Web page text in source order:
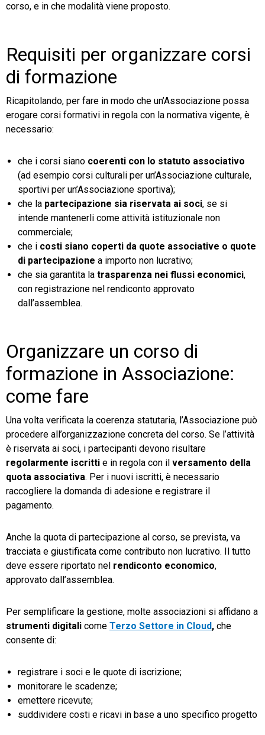
corso, e in che modalità viene proposto.
Requisiti per organizzare corsi
di formazione
Ricapitolando, per fare in modo che un’Associazione possa
erogare corsi formativi in regola con la normativa vigente, è
necessario:
che i corsi siano coerenti con lo statuto associativo
(ad esempio corsi culturali per un’Associazione culturale,
sportivi per un’Associazione sportiva);
che la partecipazione sia riservata ai soci, se si
intende mantenerli come attività istituzionale non
commerciale;
che i costi siano coperti da quote associative o quote
di partecipazione a importo non lucrativo;
che sia garantita la trasparenza nei flussi economici,
con registrazione nel rendiconto approvato
dall’assemblea.
Organizzare un corso di
formazione in Associazione:
come fare
Una volta verificata la coerenza statutaria, l’Associazione può
procedere all’organizzazione concreta del corso. Se l’attività
è riservata ai soci, i partecipanti devono risultare
regolarmente iscritti e in regola con il versamento della
quota associativa. Per i nuovi iscritti, è necessario
raccogliere la domanda di adesione e registrare il
pagamento.
Anche la quota di partecipazione al corso, se prevista, va
tracciata e giustificata come contributo non lucrativo. Il tutto
deve essere riportato nel rendiconto economico,
approvato dall’assemblea.
Per semplificare la gestione, molte associazioni si affidano a
strumenti digitali come Terzo Settore in Cloud, che
consente di:
registrare i soci e le quote di iscrizione;
monitorare le scadenze;
emettere ricevute;
suddividere costi e ricavi in base a uno specifico progetto